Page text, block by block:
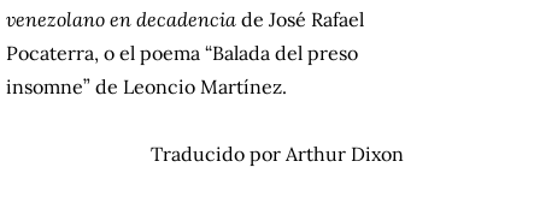
venezolano en decadencia de José Rafael
Pocaterra, o el poema “Balada del preso
insomne” de Leoncio Martínez.
Traducido por Arthur Dixon